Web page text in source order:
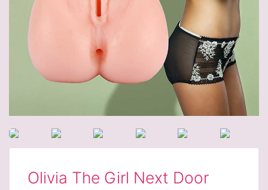
Olivia The Girl Next Door